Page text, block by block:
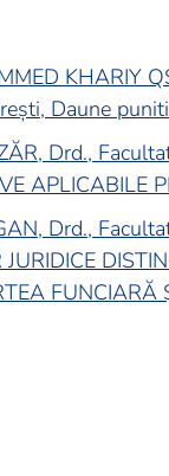
KHARIY
Daune
Drd.,
APLICABILE
Drd.,